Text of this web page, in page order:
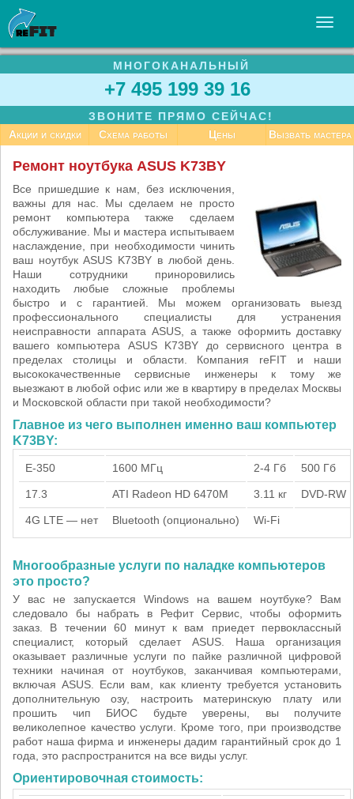
УСЛУГИ
БИЗНЕСУ
СТАТЬИ
КОНТАКТЫ
МНОГОКАНАЛЬНЫЙ
+7 495 199 39 16
ЗВОНИТЕ ПРЯМО СЕЙЧАС!
Акции и скидки
Схема работы Цены Вызвать мастера
Ремонт ноутбука ASUS K73BY
Все пришедшие к нам, без исключения,
важны для нас. Мы сделаем не просто
ремонт компьютера также сделаем
обслуживание. Мы и мастера испытываем
наслаждение, при необходимости чинить
ваш ноутбук ASUS K73BY в любой день.
Наши сотрудники приноровились
находить любые сложные проблемы
быстро и с гарантией. Мы можем организовать выезд
профессионального специалисты для устранения
неисправности аппарата ASUS, а также оформить доставку
вашего компьютера ASUS K73BY до сервисного центра в
пределах столицы и области. Компания reFIT и наши
высококачественные сервисные инженеры к тому же
выезжают в любой офис или же в квартиру в пределах Москвы
и Московской области при такой необходимости?
Главное из чего выполнен именно ваш компьютер
K73BY:
E-350 1600 МГц 2-4 Гб 500 Гб
17.3 ATI Radeon HD 6470M 3.11 кг DVD-RW
4G LTE — нет Bluetooth (опционально) Wi-Fi
Многообразные услуги по наладке компьютеров
это просто?
У вас не запускается Windows на вашем ноутбуке? Вам
следовало бы набрать в Рефит Сервис, чтобы оформить
заказ. В течении 60 минут к вам приедет первоклассный
специалист, который сделает ASUS. Наша организация
оказывает различные услуги по пайке различной цифровой
техники начиная от ноутбуков, заканчивая компьютерами,
включая ASUS. Если вам, как клиенту требуется установить
дополнительную озу, настроить материнскую плату или
прошить чип БИОС будьте уверены, вы получите
великолепное качество услуги. Кроме того, при производстве
работ наша фирма и инженеры дадим гарантийный срок до 1
года, это распространится на все виды услуг.
Ориентировочная стоимость: